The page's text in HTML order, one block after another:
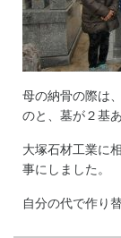
母の納骨の際は
のと、墓が２基
大塚石材工業に
事にしました。
自分の代で作り